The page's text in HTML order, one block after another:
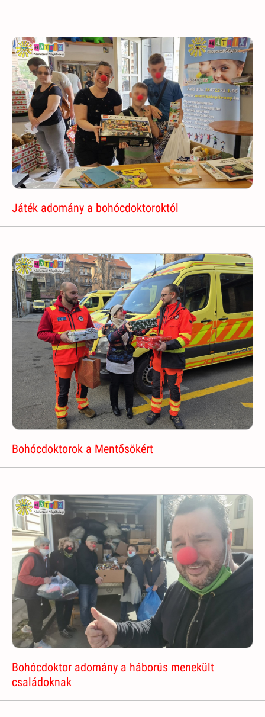
Játék adomány a bohócdoktoroktól
Bohócdoktorok a Mentősökért
Bohócdoktor adomány a háborús menekült
családoknak